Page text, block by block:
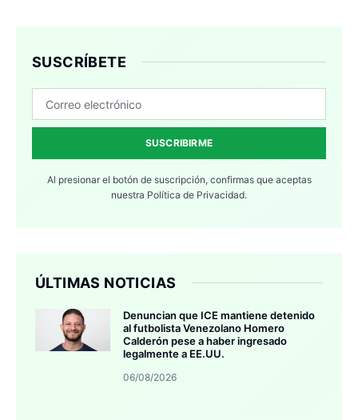
SUSCRÍBETE
SUSCRIBIRME
Al presionar el botón de suscripción, confirmas que aceptas
nuestra Política de Privacidad.
ÚLTIMAS NOTICIAS
Denuncian que ICE mantiene detenido
al futbolista Venezolano Homero
Calderón pese a haber ingresado
legalmente a EE.UU.
06/08/2026